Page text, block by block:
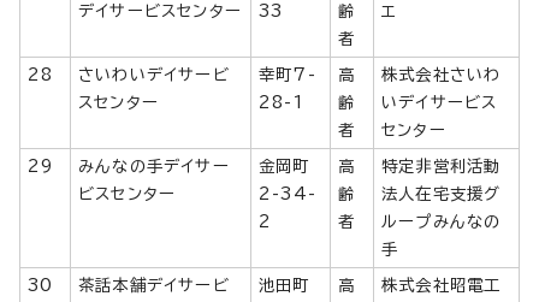
デイサービスセンター
33
齢
者
エ
28
さいわいデイサービ
スセンター
幸町7-
28-1
高
齢
者
株式会社さいわ
いデイサービス
センター
29
みんなの手デイサー
ビスセンター
金岡町
2-34-
2
高
齢
者
特定非営利活動
法人在宅支援グ
ループみんなの
手
30
茶話本舗デイサービ
池田町
高
株式会社昭電工